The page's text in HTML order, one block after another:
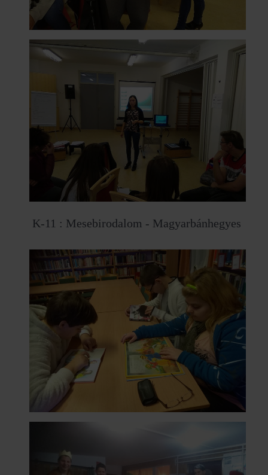
K-11 : Mesebirodalom - Magyarbánhegyes